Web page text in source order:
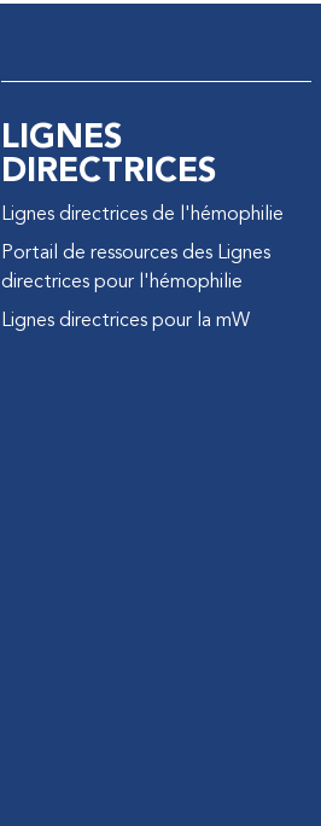
LIGNES
DIRECTRICES
Lignes directrices de l'hémophilie
Portail de ressources des Lignes
directrices pour l'hémophilie
Lignes directrices pour la mW